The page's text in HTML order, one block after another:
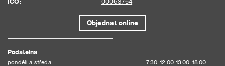
IČO:
00063754
Objednat online
Podatelna
pondělí a středa
7.30–12.00 13.00–18.00